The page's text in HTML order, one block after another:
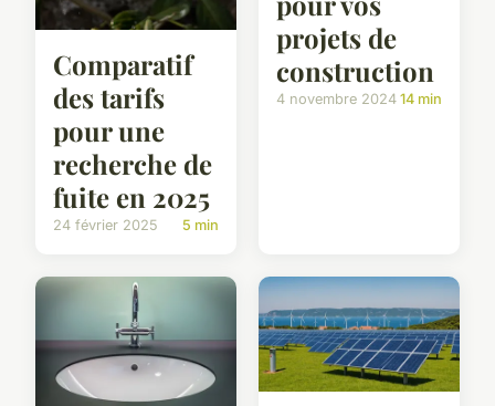
Comparatif
des tarifs
pour une
recherche de
fuite en 2025
24 février 2025 5 min
projets de
construction
4 novembre 2024 14 min